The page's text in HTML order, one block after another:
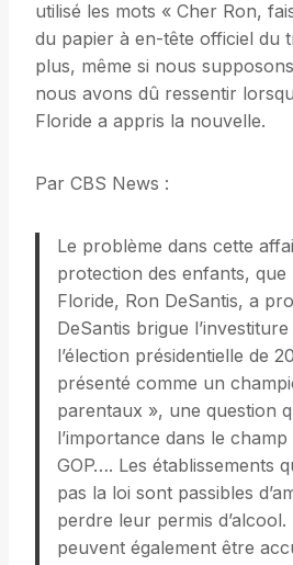
utilisé les mots « Cher Ron,
du papier à en-tête officiel du
plus, même si nous
nous avons dû ressentir
Floride a appris la nouvelle.
Par CBS News :
Le problème dans cette
protection des enfants,
Floride, Ron DeSantis, a
DeSantis brigue
l’élection présidentielle de
présenté comme un
parentaux », une question
l’importance dans le
GOP…. Les établissements
pas la loi sont passibles
perdre leur permis
peuvent également être